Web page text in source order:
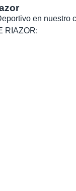
en nuestro
RIAZOR: